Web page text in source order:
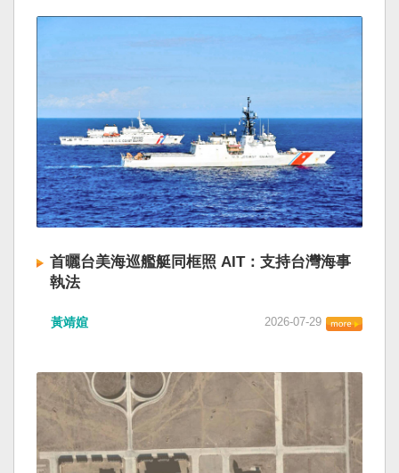
首曬台美海巡艦艇同框照 AIT：支持台灣海事
執法
黃靖媗 2026-07-29